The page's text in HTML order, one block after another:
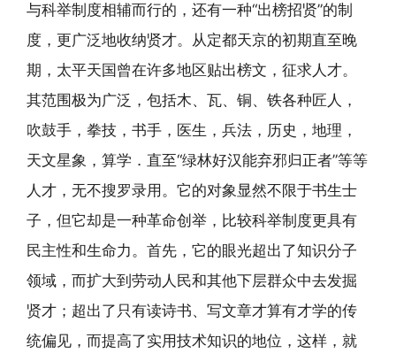
与科举制度相辅而行的，还有一种“出榜招贤”的制
度，更广泛地收纳贤才。从定都天京的初期直至晚
期，太平天国曾在许多地区贴出榜文，征求人才。
其范围极为广泛，包括木、瓦、铜、铁各种匠人，
吹鼓手，拳技，书手，医生，兵法，历史，地理，
天文星象，算学．直至“绿林好汉能弃邪归正者”等等
人才，无不搜罗录用。它的对象显然不限于书生士
子，但它却是一种革命创举，比较科举制度更具有
民主性和生命力。首先，它的眼光超出了知识分子
领域，而扩大到劳动人民和其他下层群众中去发掘
贤才；超出了只有读诗书、写文章才算有才学的传
统偏见，而提高了实用技术知识的地位，这样，就